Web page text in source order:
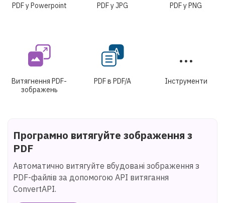
PDF у Powerpoint PDF у JPG PDF у PNG
Витягнення PDF-
зображень
PDF в PDF/A Інструменти
Програмно витягуйте зображення з
PDF
Автоматично витягуйте вбудовані зображення з
PDF-файлів за допомогою API витягання
ConvertAPI.